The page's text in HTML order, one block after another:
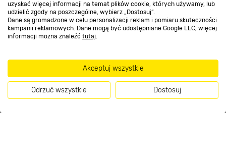
uzyskać więcej informacji na temat plików cookie, których używamy, lub
udzielić zgody na poszczególne, wybierz „Dostosuj”.
Dane są gromadzone w celu personalizacji reklam i pomiaru skuteczności
kampanii reklamowych. Dane mogą być udostępniane Google LLC, więcej
informacji można znaleźć tutaj.
Akceptuj wszystkie
Odrzuć wszystkie Dostosuj
Dołącz do nas
Metody płatności